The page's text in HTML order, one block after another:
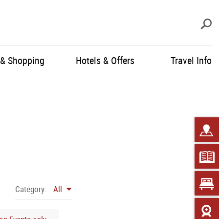
Shopping Hotels & Offers Travel Info
Category: All